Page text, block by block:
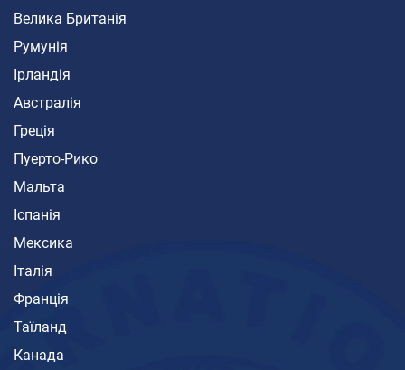
Велика Британія
Румунія
Ірландія
Австралія
Греція
Пуерто-Рико
Мальта
Іспанія
Мексика
Італія
Франція
Таїланд
Канада